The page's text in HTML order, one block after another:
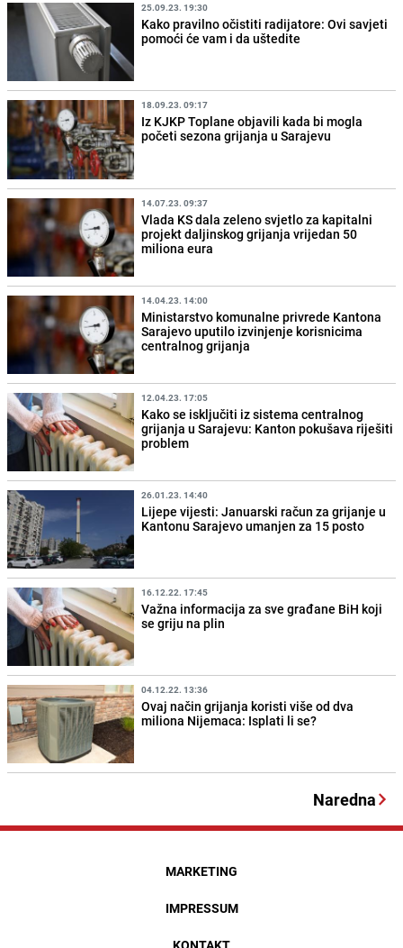
25.09.23. 19:30
Kako pravilno očistiti radijatore: Ovi savjeti
pomoći će vam i da uštedite
18.09.23. 09:17
Iz KJKP Toplane objavili kada bi mogla
početi sezona grijanja u Sarajevu
14.07.23. 09:37
Vlada KS dala zeleno svjetlo za kapitalni
projekt daljinskog grijanja vrijedan 50
miliona eura
14.04.23. 14:00
Ministarstvo komunalne privrede Kantona
Sarajevo uputilo izvinjenje korisnicima
centralnog grijanja
12.04.23. 17:05
Kako se isključiti iz sistema centralnog
grijanja u Sarajevu: Kanton pokušava riješiti
problem
26.01.23. 14:40
Lijepe vijesti: Januarski račun za grijanje u
Kantonu Sarajevo umanjen za 15 posto
16.12.22. 17:45
Važna informacija za sve građane BiH koji
se griju na plin
04.12.22. 13:36
Ovaj način grijanja koristi više od dva
miliona Nijemaca: Isplati li se?
Naredna
MARKETING
IMPRESSUM